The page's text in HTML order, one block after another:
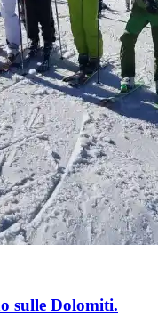
sulle Dolomiti.